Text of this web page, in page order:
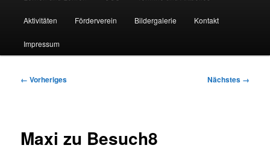
Aktivitäten Förderverein Bildergalerie Kontakt
Impressum
Bilder-
← Vorheriges Nächstes →
Maxi zu Besuch8